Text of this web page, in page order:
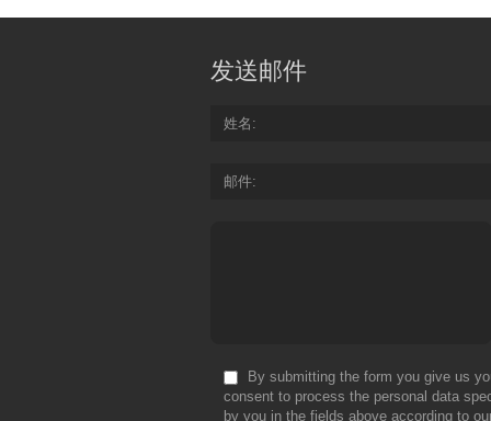
发送邮件
姓名
邮件
By submitting the form you give us
consent to process the personal data
by you in the fields above according to